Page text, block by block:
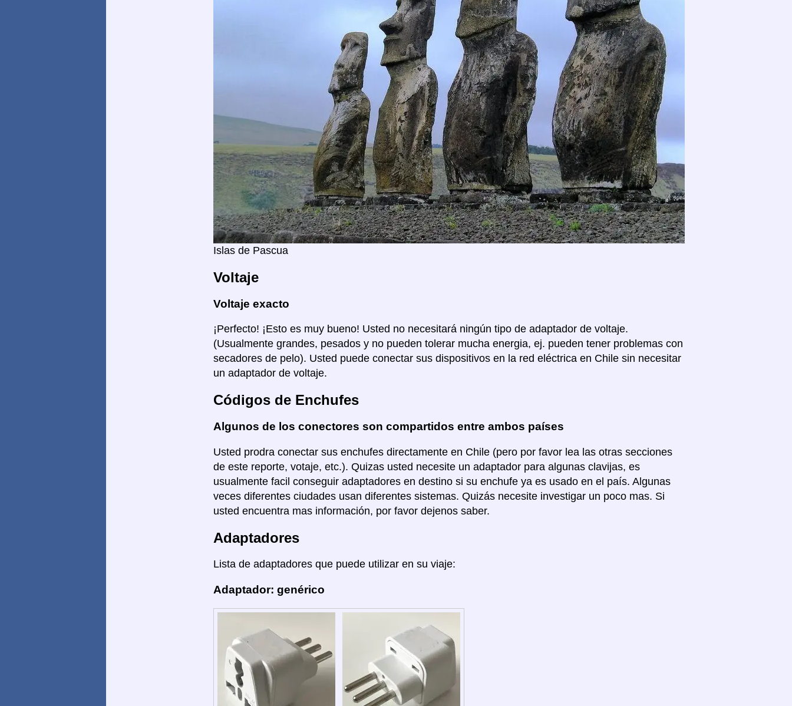
Islas de Pascua
Voltaje
Voltaje exacto
¡Perfecto! ¡Esto es muy bueno! Usted no necesitará ningún tipo de adaptador de voltaje.
(Usualmente grandes, pesados y no pueden tolerar mucha energia, ej. pueden tener problemas con
secadores de pelo). Usted puede conectar sus dispositivos en la red eléctrica en Chile sin necesitar
un adaptador de voltaje.
Códigos de Enchufes
Algunos de los conectores son compartidos entre ambos países
Usted prodra conectar sus enchufes directamente en Chile (pero por favor lea las otras secciones
de este reporte, votaje, etc.). Quizas usted necesite un adaptador para algunas clavijas, es
usualmente facil conseguir adaptadores en destino si su enchufe ya es usado en el país. Algunas
veces diferentes ciudades usan diferentes sistemas. Quizás necesite investigar un poco mas. Si
usted encuentra mas información, por favor dejenos saber.
Adaptadores
Lista de adaptadores que puede utilizar en su viaje:
Adaptador: genérico